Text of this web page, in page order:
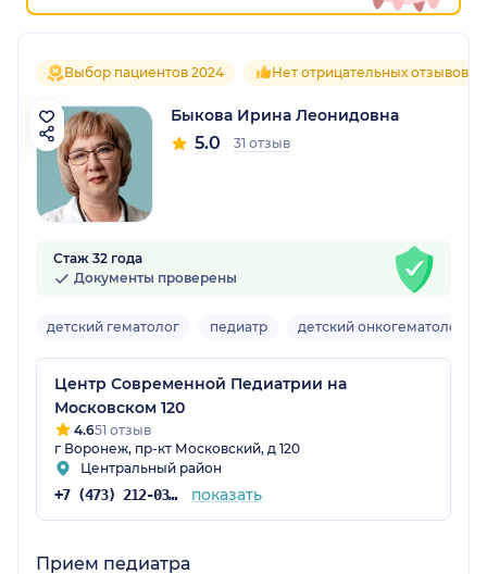
Выбор пациентов 2024 Нет отрицательных отзывов
Быкова Ирина Леонидовна
5.0 31 отзыв
Стаж 32 года
Документы проверены
детский гематолог педиатр детский онкогематолог
Центр Современной Педиатрии на
Московском 120
4.651 отзыв
г Воронеж, пр-кт Московский, д 120
Центральный район
+7 (473) 212-03-33 показать
Прием педиатра